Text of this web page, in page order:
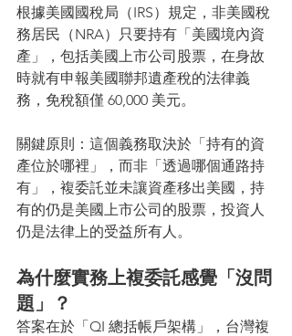
根據美國國稅局（IRS）規定，非美國稅
務居民（NRA）只要持有「美國境內資
產」，包括美國上市公司股票，在身故
時就有申報美國聯邦遺產稅的法律義
務，免稅額僅 60,000 美元。
關鍵原則：這個義務取決於「持有的資
產位於哪裡」，而非「透過哪個通路持
有」，複委託並未讓資產移出美國，持
有的仍是美國上市公司的股票，投資人
仍是法律上的受益所有人。
為什麼實務上複委託感覺「沒問
題」？
答案在於「QI 總括帳戶架構」，台灣複